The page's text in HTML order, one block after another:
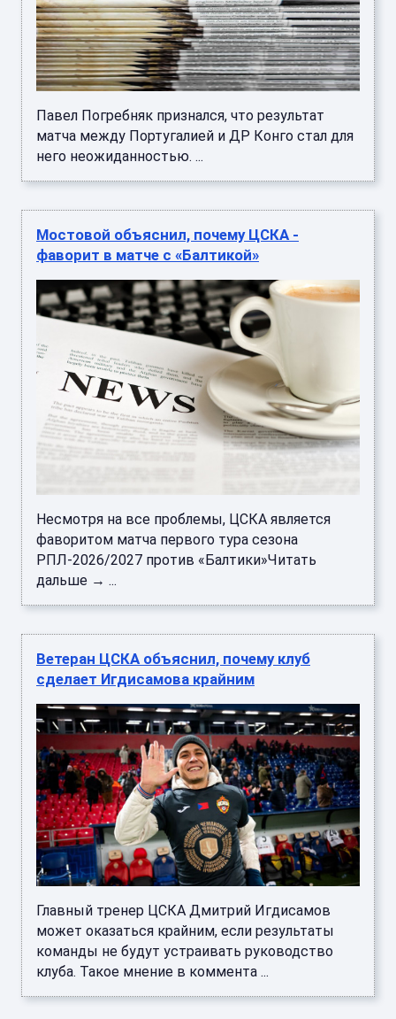
Павел Погребняк признался, что результат
матча между Португалией и ДР Конго стал для
него неожиданностью. ...
Мостовой объяснил, почему ЦСКА -
фаворит в матче с «Балтикой»
Несмотря на все проблемы, ЦСКА является
фаворитом матча первого тура сезона
РПЛ-2026/2027 против «Балтики»Читать
дальше → ...
Ветеран ЦСКА объяснил, почему клуб
сделает Игдисамова крайним
Главный тренер ЦСКА Дмитрий Игдисамов
может оказаться крайним, если результаты
команды не будут устраивать руководство
клуба. Такое мнение в коммента ...